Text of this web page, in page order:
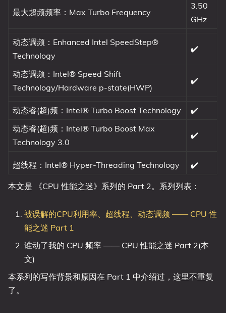
最大超频频率：Max Turbo Frequency
3.50
GHz
动态调频：Enhanced Intel SpeedStep®
Technology
✔️
动态调频：Intel® Speed Shift
Technology/Hardware p-state(HWP)
✔️
动态睿(超)频：Intel® Turbo Boost Technology
✔️
动态睿(超)频：Intel® Turbo Boost Max
Technology 3.0
✔️
超线程：Intel® Hyper-Threading Technology ✔️
本文是 《CPU 性能之迷》系列的 Part 2。系列列表：
被误解的CPU利用率、超线程、动态调频 —— CPU 性
能之迷 Part 1
谁动了我的 CPU 频率 —— CPU 性能之迷 Part 2(本
文)
本系列的写作背景和原因在 Part 1 中介绍过，这里不重复
了。